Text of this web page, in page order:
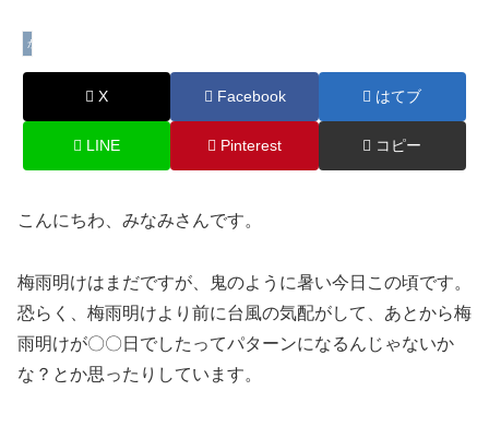
かぎ針糸情報
X Facebook はてブ
LINE Pinterest コピー
こんにちわ、みなみさんです。
梅雨明けはまだですが、鬼のように暑い今日この頃です。
恐らく、梅雨明けより前に台風の気配がして、あとから梅
雨明けが〇〇日でしたってパターンになるんじゃないか
な？とか思ったりしています。